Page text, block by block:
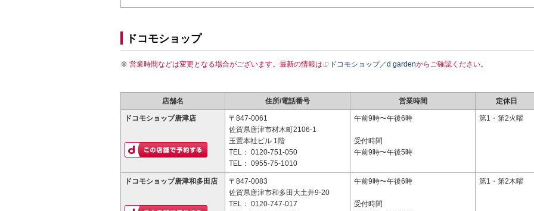
ドコモショップ
営業時間などは変更となる場合がございます。最新の情報は ドコモショップ／d gardenからご確認ください。
店舗名 住所/電話番号 営業時間 定休日
ドコモショップ唐津店
〒847-0061
佐賀県唐津市材木町2106-1
玉置本社ビル 1階
TEL： 0120-751-050
TEL： 0955-75-1010
午前9時〜午後6時
受付時間
午前9時〜午後5時
第1・第2火曜
ドコモショップ唐津和多田店
〒847-0083
佐賀県唐津市和多田大土井9-20
TEL： 0120-747-017
午前9時〜午後6時
受付時間
第1・第2木曜